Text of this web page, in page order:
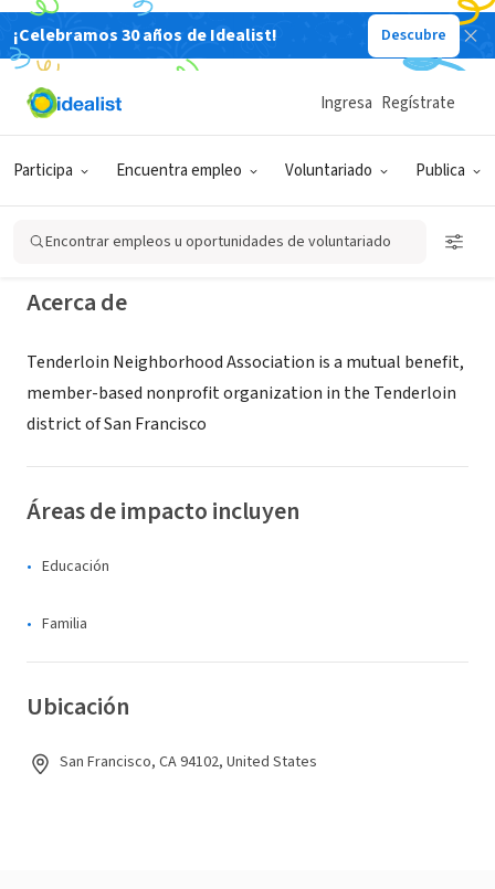
¡Celebramos 30 años de Idealist! Descubre
Participa Encuentra empleo Voluntariado Publica
Ingresa Regístrate
Encontrar empleos u oportunidades de voluntariado
ORGANIZACIÓN SIN FIN DE LUCRO
Tenderloin Neighborhood
Association
San Francisco, CA|tenderloinneighbors.cfsites.org
Acerca de
Tenderloin Neighborhood Association is a mutual benefit,
member-based nonprofit organization in the Tenderloin
district of San Francisco
Áreas de impacto incluyen
Educación
Familia
Ubicación
San Francisco, CA 94102, United States